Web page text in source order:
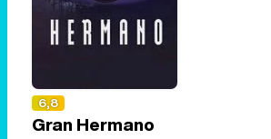
6,8
Gran Hermano